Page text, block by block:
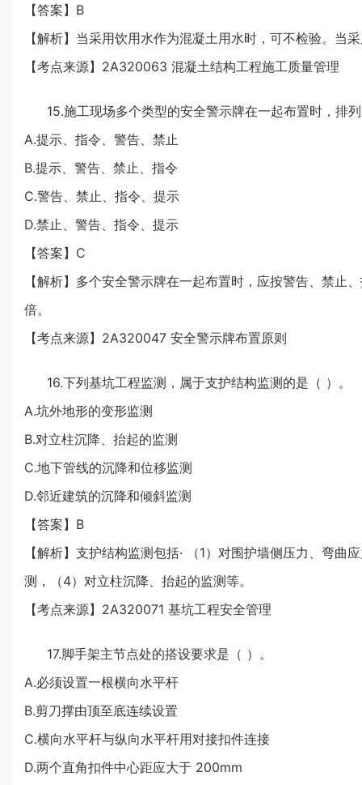
【答案】B
【解析】当采用饮用水作为混凝土用水时，可不检验。
【考点来源】2A320063 混凝土结构工程施工质量管理
15.施工现场多个类型的安全警示牌在一起布置时，排
A.提示、指令、警告、禁止
B.提示、警告、禁止、指令
C.警告、禁止、指令、提示
D.禁止、警告、指令、提示
【答案】C
【解析】多个安全警示牌在一起布置时，应按警告、禁
倍。
【考点来源】2A320047 安全警示牌布置原则
16.下列基坑工程监测，属于支护结构监测的是（ ）。
A.坑外地形的变形监测
B.对立柱沉降、抬起的监测
C.地下管线的沉降和位移监测
D.邻近建筑的沉降和倾斜监测
【答案】B
【解析】支护结构监测包括· （1）对围护墙侧压力、弯
测，（4）对立柱沉降、抬起的监测等。
【考点来源】2A320071 基坑工程安全管理
17.脚手架主节点处的搭设要求是（ ）。
A.必须设置一根横向水平杆
B.剪刀撑由顶至底连续设置
C.横向水平杆与纵向水平杆用对接扣件连接
D.两个直角扣件中心距应大于 200mm